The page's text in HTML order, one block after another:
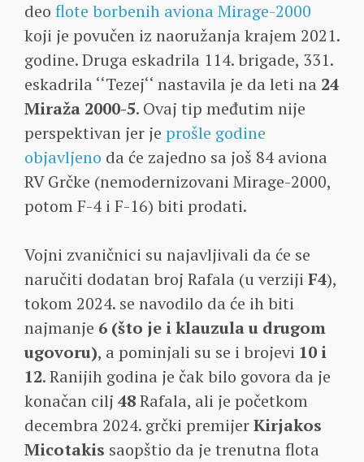
deo flote borbenih aviona Mirage-2000
koji je povučen iz naoružanja krajem 2021.
godine. Druga eskadrila 114. brigade, 331.
eskadrila ‘‘Tezej‘‘ nastavila je da leti na 24
Miraža 2000-5. Ovaj tip međutim nije
perspektivan jer je prošle godine
objavljeno da će zajedno sa još 84 aviona
RV Grčke (nemodernizovani Mirage-2000,
potom F-4 i F-16) biti prodati.
Vojni zvaničnici su najavljivali da će se
naručiti dodatan broj Rafala (u verziji F4),
tokom 2024. se navodilo da će ih biti
najmanje 6 (što je i klauzula u drugom
ugovoru), a pominjali su se i brojevi 10 i
12. Ranijih godina je čak bilo govora da je
konačan cilj 48Rafala, ali je početkom
decembra 2024. grčki premijerKirjakos
Micotakis saopštio da je trenutna flota